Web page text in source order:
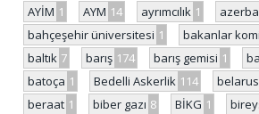
AYİM 1 AYM 14 ayrımcılık 1
bahçeşehir üniversitesi 1 bakanlar
baltık 7 barış 174 barış gemisi 1
batoça 1 Bedelli Askerlik 114 belarus
beraat 1 biber gazı 8 BİKG 1